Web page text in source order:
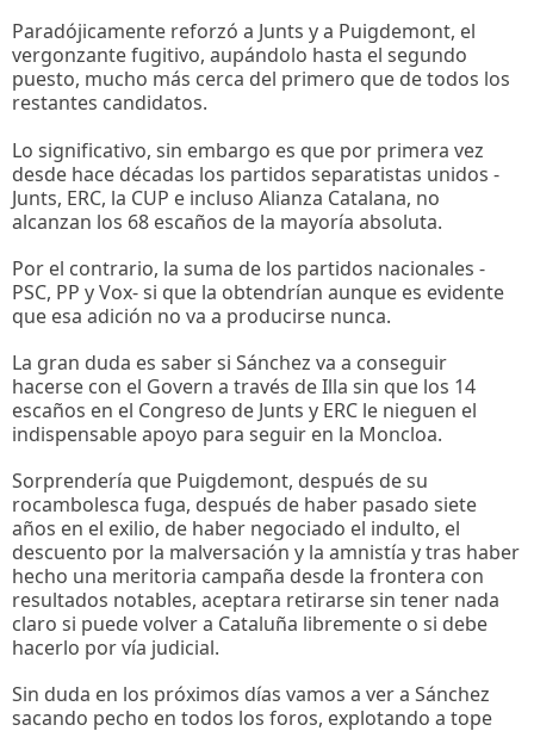
Paradójicamente reforzó a Junts y a Puigdemont, el
vergonzante fugitivo, aupándolo hasta el segundo
puesto, mucho más cerca del primero que de todos los
restantes candidatos.
Lo significativo, sin embargo es que por primera vez
desde hace décadas los partidos separatistas unidos -
Junts, ERC, la CUP e incluso Alianza Catalana, no
alcanzan los 68 escaños de la mayoría absoluta.
Por el contrario, la suma de los partidos nacionales -
PSC, PP y Vox- si que la obtendrían aunque es evidente
que esa adición no va a producirse nunca.
La gran duda es saber si Sánchez va a conseguir
hacerse con el Govern a través de Illa sin que los 14
escaños en el Congreso de Junts y ERC le nieguen el
indispensable apoyo para seguir en la Moncloa.
Sorprendería que Puigdemont, después de su
rocambolesca fuga, después de haber pasado siete
años en el exilio, de haber negociado el indulto, el
descuento por la malversación y la amnistía y tras haber
hecho una meritoria campaña desde la frontera con
resultados notables, aceptara retirarse sin tener nada
claro si puede volver a Cataluña libremente o si debe
hacerlo por vía judicial.
Sin duda en los próximos días vamos a ver a Sánchez
sacando pecho en todos los foros, explotando a tope